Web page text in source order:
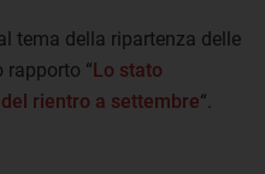
tema della ripartenza delle
“Lo stato
rientro a settembre“.